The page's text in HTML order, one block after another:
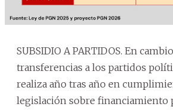
SUBSIDIO A PARTIDOS. En
transferencias a los partidos
realiza año tras año en
legislación sobre financiamiento